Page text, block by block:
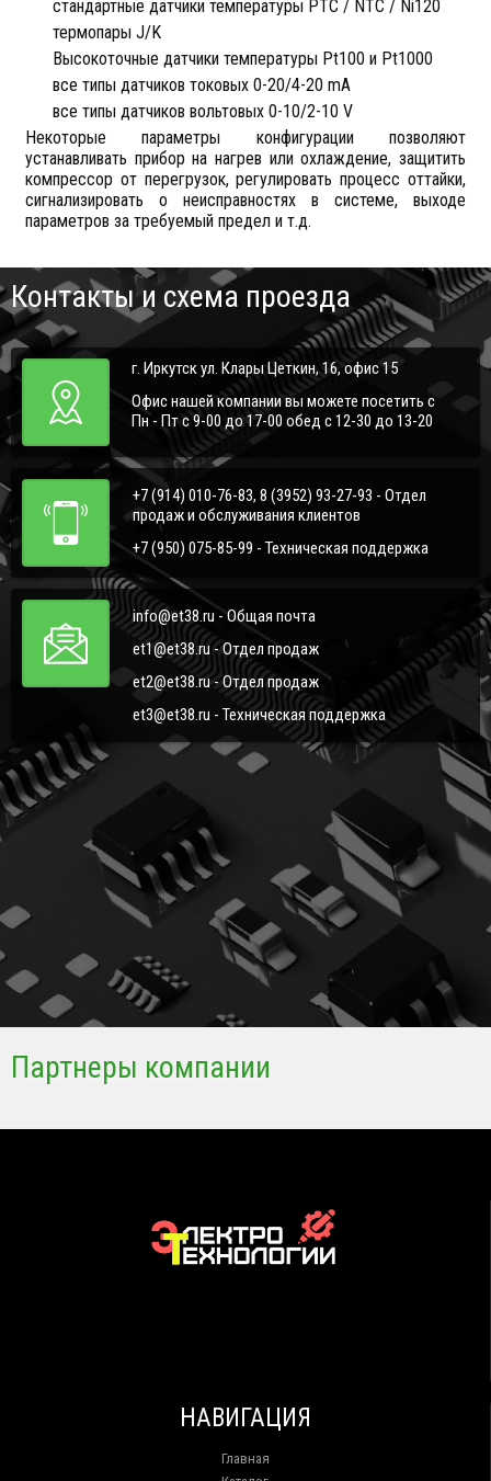
стандартные датчики температуры PTC / NTC / Ni120
термопары J/K
Высокоточные датчики температуры Pt100 и Pt1000
все типы датчиков токовых 0-20/4-20 mA
все типы датчиков вольтовых 0-10/2-10 V
Некоторые параметры конфигурации позволяют
устанавливать прибор на нагрев или охлаждение, защитить
компрессор от перегрузок, регулировать процесс оттайки,
сигнализировать о неисправностях в системе, выходе
параметров за требуемый предел и т.д.
Контакты и схема проезда
г. Иркутск ул. Клары Цеткин, 16, офис 15
Офис нашей компании вы можете посетить с
Пн - Пт с 9-00 до 17-00 обед с 12-30 до 13-20
+7 (914) 010-76-83, 8 (3952) 93-27-93 - Отдел
продаж и обслуживания клиентов
+7 (950) 075-85-99 - Техническая поддержка
info@et38.ru - Общая почта
et1@et38.ru - Отдел продаж
et2@et38.ru - Отдел продаж
et3@et38.ru - Техническая поддержка
Партнеры компании
НАВИГАЦИЯ
Главная